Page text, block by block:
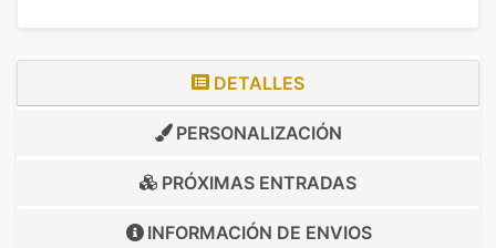
DETALLES
PERSONALIZACIÓN
PRÓXIMAS ENTRADAS
INFORMACIÓN DE ENVIOS